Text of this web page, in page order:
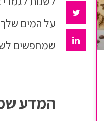
על המים שלך
שמחפשים
המדע